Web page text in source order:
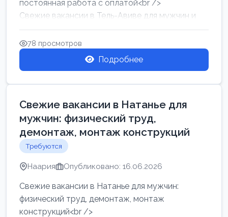
постоянная работа с оплатой<br />
Свежие вакансии в Тель-Авиве для мужчин и
женщин от хозя...
78 просмотров
Подробнее
Свежие вакансии в Натанье для
мужчин: физический труд,
демонтаж, монтаж конструкций
Требуются
Наария Опубликовано: 16.06.2026
Свежие вакансии в Натанье для мужчин:
физический труд, демонтаж, монтаж
конструкций<br />